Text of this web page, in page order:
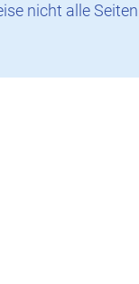
nicht alle Seiten